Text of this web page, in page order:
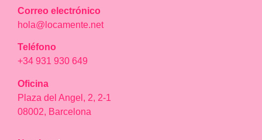
Correo electrónico
hola@locamente.net
Teléfono
+34 931 930 649
Oficina
Plaza del Angel, 2, 2-1
08002, Barcelona